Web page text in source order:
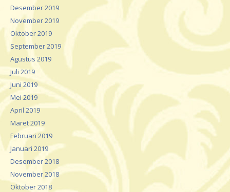
Desember 2019
November 2019
Oktober 2019
September 2019
Agustus 2019
Juli 2019
Juni 2019
Mei 2019
April 2019
Maret 2019
Februari 2019
Januari 2019
Desember 2018
November 2018
Oktober 2018